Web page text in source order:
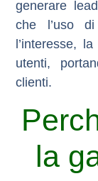
generare
che l’uso
l’interesse,
utenti,
clienti.
la